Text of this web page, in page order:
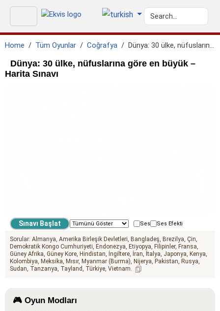
Home Tüm Oyunlar Coğrafya Dünya: 30 ülke, nüfuslarına göre en büyük
Dünya: 30 ülke, nüfuslarına göre en büyük –
Harita Sınavı
Ses Ses Efekti
Sorular: Almanya Amerika Birleşik Devletleri Bangladeş Brezilya Çin
Demokratik Kongo Cumhuriyeti
Endonezya Etiyopya Filipinler Fransa
Güney Afrika Güney Kore Hindistan İngiltere İran İtalya Japonya
Kenya
Kolombiya
Meksika Mısır Myanmar (Burma) Nijerya Pakistan
Rusya
Sudan Tanzanya Tayland Türkiye Vietnam
🎮 Oyun Modları